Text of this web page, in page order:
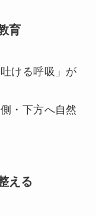
育
ける呼吸」が
・下方へ自然
える